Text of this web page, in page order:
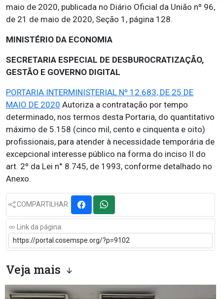
maio de 2020, publicada no Diário Oficial da União nº 96,
de 21 de maio de 2020, Seção 1, página 128.
MINISTÉRIO DA ECONOMIA
SECRETARIA ESPECIAL DE DESBUROCRATIZAÇÃO,
GESTÃO E GOVERNO DIGITAL
PORTARIA INTERMINISTERIAL Nº 12.683, DE 25 DE
MAIO DE 2020 Autoriza a contratação por tempo
determinado, nos termos desta Portaria, do quantitativo
máximo de 5.158 (cinco mil, cento e cinquenta e oito)
profissionais, para atender à necessidade temporária de
excepcional interesse público na forma do inciso II do
art. 2º da Lei n° 8.745, de 1993, conforme detalhado no
Anexo.
COMPARTILHAR:
Link da página:
Veja mais